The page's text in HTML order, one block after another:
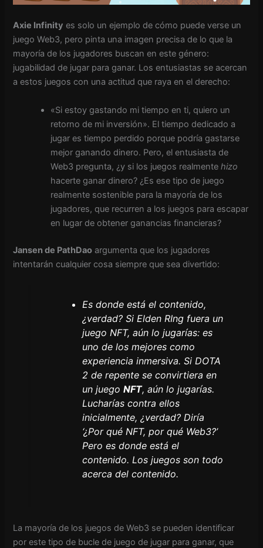
Axie Infinity es solo un ejemplo de cómo puede verse un
juego Web3, pero pinta una imagen precisa de lo que la
mayoría de los jugadores buscan en este género:
jugabilidad de jugar para ganar. Los entusiastas se acercan
a estos juegos con una actitud que raya en el derecho:
«Si estoy gastando mi tiempo en ti, quiero un
retorno de mi inversión». El tiempo dedicado a
jugar es tiempo perdido porque podría gastarse
mejor ganando dinero. Pero, el entusiasta de
Web3 pregunta, ¿y si los juegos realmente hizo
hacerte ganar dinero? ¿Es ese tipo de juego
realmente sostenible para la mayoría de los
jugadores, que recurren a los juegos para escapar
en lugar de obtener ganancias financieras?
Jansen de PathDao argumenta que los jugadores
intentarán cualquier cosa siempre que sea divertido:
Es donde está el contenido,
¿verdad? Si Elden RIng fuera un
juego NFT, aún lo jugarías: es
uno de los mejores como
experiencia inmersiva. Si DOTA
2 de repente se convirtiera en
un juego NFT, aún lo jugarías.
Lucharías contra ellos
inicialmente, ¿verdad? Diría
‘¿Por qué NFT, por qué Web3?’
Pero es donde está el
contenido. Los juegos son todo
acerca del contenido.
La mayoría de los juegos de Web3 se pueden identificar
por este tipo de bucle de juego de jugar para ganar, que